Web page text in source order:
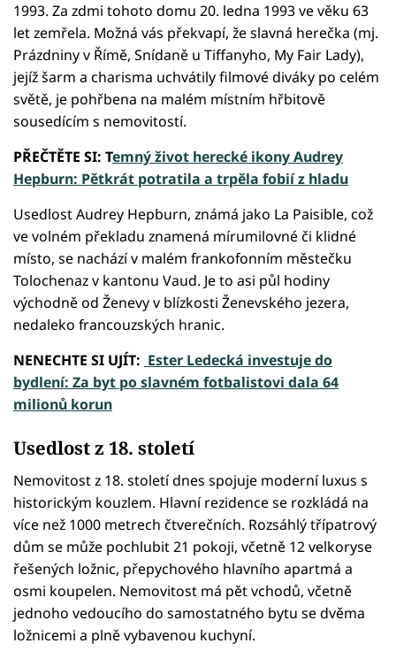
1993. Za zdmi tohoto domu 20. ledna 1993 ve věku 63
let zemřela. Možná vás překvapí, že slavná herečka (mj.
Prázdniny v Římě, Snídaně u Tiffanyho, My Fair Lady),
jejíž šarm a charisma uchvátily filmové diváky po celém
světě, je pohřbena na malém místním hřbitově
sousedícím s nemovitostí.
PŘEČTĚTE SI: Temný život herecké ikony Audrey
Hepburn: Pětkrát potratila a trpěla fobií z hladu
Usedlost Audrey Hepburn, známá jako La Paisible, což
ve volném překladu znamená mírumilovné či klidné
místo, se nachází v malém frankofonním městečku
Tolochenaz v kantonu Vaud. Je to asi půl hodiny
východně od Ženevy v blízkosti Ženevského jezera,
nedaleko francouzských hranic.
NENECHTE SI UJÍT: Ester Ledecká investuje do
bydlení: Za byt po slavném fotbalistovi dala 64
milionů korun
Usedlost z 18. století
Nemovitost z 18. století dnes spojuje moderní luxus s
historickým kouzlem. Hlavní rezidence se rozkládá na
více než 1000 metrech čtverečních. Rozsáhlý třípatrový
dům se může pochlubit 21 pokoji, včetně 12 velkoryse
řešených ložnic, přepychového hlavního apartmá a
osmi koupelen. Nemovitost má pět vchodů, včetně
jednoho vedoucího do samostatného bytu se dvěma
ložnicemi a plně vybavenou kuchyní.